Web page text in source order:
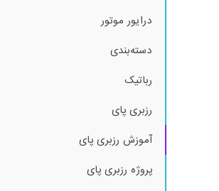
درایور موتور
دسته‌بندی
رباتیک
رزبری پای
آموزش رزبری پای
پروژه رزبری پای